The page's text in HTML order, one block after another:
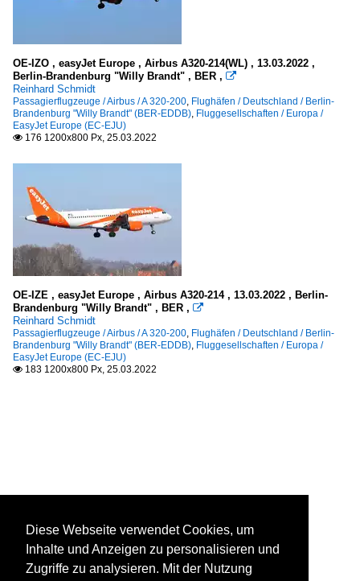
OE-IZO , easyJet Europe , Airbus A320-214(WL) , 13.03.2022 ,
Berlin-Brandenburg "Willy Brandt" , BER , 
Reinhard Schmidt
Passagierflugzeuge / Airbus / A 320-200, Flughäfen / Deutschland / Berlin-
Brandenburg "Willy Brandt" (BER-EDDB), Fluggesellschaften / Europa /
EasyJet Europe (EC-EJU)
 176 1200x800 Px, 25.03.2022
OE-IZE , easyJet Europe , Airbus A320-214 , 13.03.2022 , Berlin-
Brandenburg "Willy Brandt" , BER , 
Reinhard Schmidt
Passagierflugzeuge / Airbus / A 320-200, Flughäfen / Deutschland / Berlin-
Brandenburg "Willy Brandt" (BER-EDDB), Fluggesellschaften / Europa /
EasyJet Europe (EC-EJU)
 183 1200x800 Px, 25.03.2022
Diese Webseite verwendet Cookies, um
Inhalte und Anzeigen zu personalisieren und
Zugriffe zu analysieren. Mit der Nutzung